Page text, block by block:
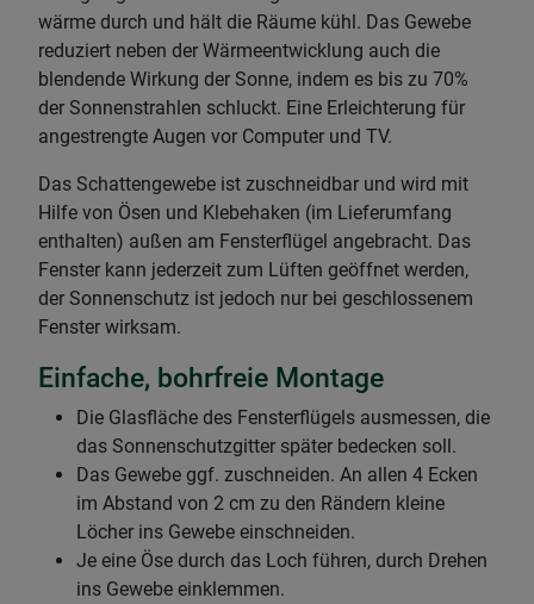
wärme durch und hält die Räume kühl. Das Gewebe
reduziert neben der Wärmeentwicklung auch die
blendende Wirkung der Sonne, indem es bis zu 70%
der Sonnenstrahlen schluckt. Eine Erleichterung für
angestrengte Augen vor Computer und TV.
Das Schattengewebe ist zuschneidbar und wird mit
Hilfe von Ösen und Klebehaken (im Lieferumfang
enthalten) außen am Fensterflügel angebracht. Das
Fenster kann jederzeit zum Lüften geöffnet werden,
der Sonnenschutz ist jedoch nur bei geschlossenem
Fenster wirksam.
Einfache, bohrfreie Montage
Die Glasfläche des Fensterflügels ausmessen, die
das Sonnenschutzgitter später bedecken soll.
Das Gewebe ggf. zuschneiden. An allen 4 Ecken
im Abstand von 2 cm zu den Rändern kleine
Löcher ins Gewebe einschneiden.
Je eine Öse durch das Loch führen, durch Drehen
ins Gewebe einklemmen.